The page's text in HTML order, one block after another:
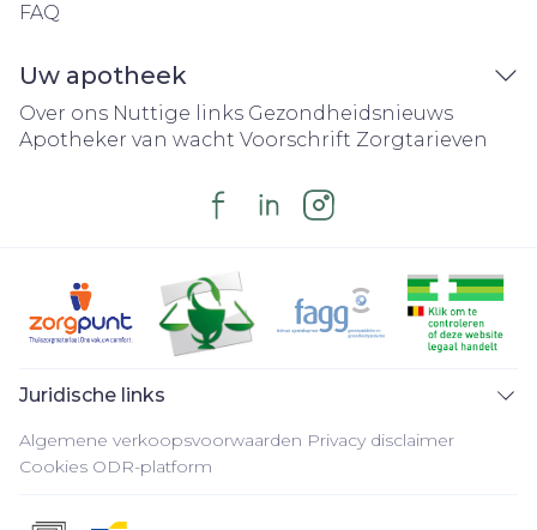
FAQ
Uw apotheek
Over ons Nuttige links Gezondheidsnieuws
Apotheker van wacht Voorschrift Zorgtarieven
Juridische links
Algemene verkoopsvoorwaarden Privacy disclaimer
Cookies ODR-platform